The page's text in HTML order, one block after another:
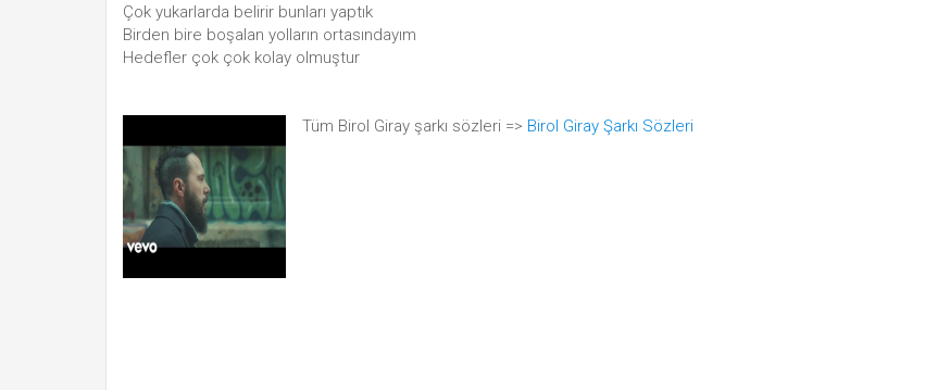
Çok yukarlarda belirir bunları yaptık
Birden bire boşalan yolların ortasındayım
Hedefler çok çok kolay olmuştur
Tüm Birol Giray şarkı sözleri => Birol Giray Şarkı Sözleri